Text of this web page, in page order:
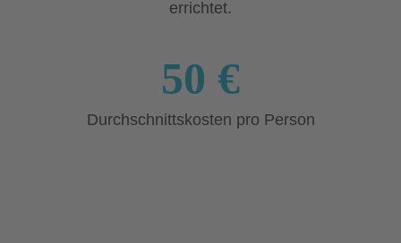
errichtet.
50 €
Durchschnittskosten pro Person